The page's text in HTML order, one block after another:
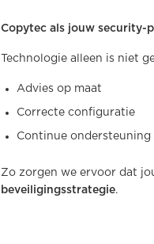
Copytec als jouw security-
Technologie alleen is niet
Advies op maat
Correcte configuratie
Continue ondersteuning
Zo zorgen we ervoor dat
beveiligingsstrategie.